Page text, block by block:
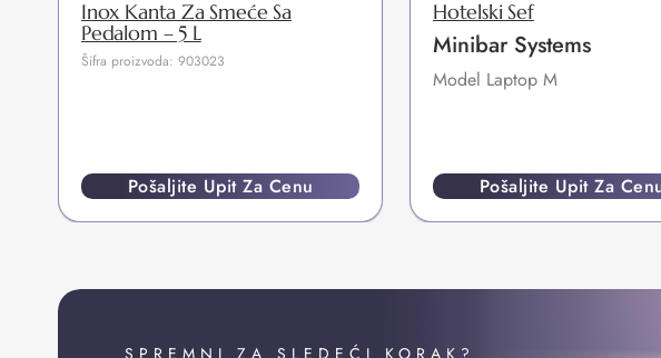
Inox Kanta Za Smeće Sa
Pedalom – 5 L
Šifra proizvoda: 903023
Pošaljite Upit Za Cenu
Hotelski Sef
Minibar Systems
Model Laptop M
Pošaljite Upit Za
SPREMNI ZA SLEDEĆI KORAK?